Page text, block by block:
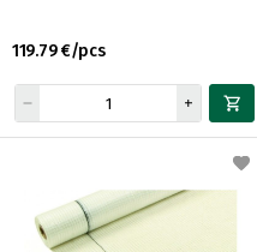
119.79 €/pcs